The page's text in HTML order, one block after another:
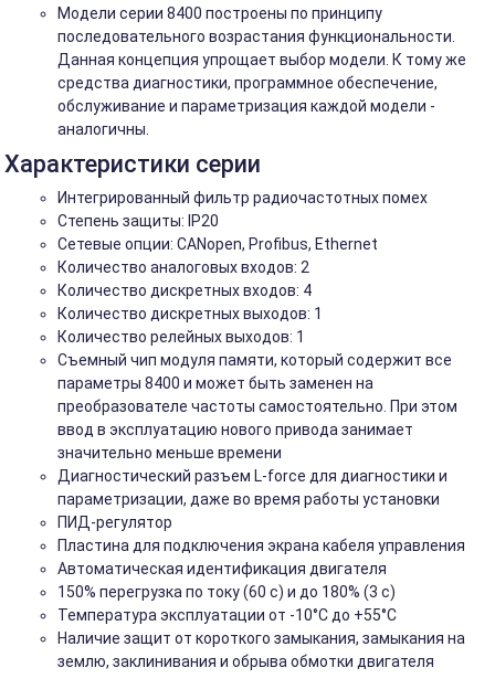
Модели серии 8400 построены по принципу
последовательного возрастания функциональности.
Данная концепция упрощает выбор модели. К тому же
средства диагностики, программное обеспечение,
обслуживание и параметризация каждой модели -
аналогичны.
Характеристики серии
Интегрированный фильтр радиочастотных помех
Степень защиты: IP20
Сетевые опции: CANopen, Profibus, Ethernet
Количество аналоговых входов: 2
Количество дискретных входов: 4
Количество дискретных выходов: 1
Количество релейных выходов: 1
Съемный чип модуля памяти, который содержит все
параметры 8400 и может быть заменен на
преобразователе частоты самостоятельно. При этом
ввод в эксплуатацию нового привода занимает
значительно меньше времени
Диагностический разъем L-force для диагностики и
параметризации, даже во время работы установки
ПИД-регулятор
Пластина для подключения экрана кабеля управления
Автоматическая идентификация двигателя
150% перегрузка по току (60 с) и до 180% (3 с)
Температура эксплуатации от -10°C до +55°C
Наличие защит от короткого замыкания, замыкания на
землю, заклинивания и обрыва обмотки двигателя